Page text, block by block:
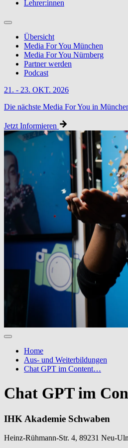
Lehrer:innen
Übersicht
Media For You München
Media For You Nürnberg
Partner werden
Podcast
21. - 23. OKT. 2026
Die nächste Media For You in
Jetzt Informieren
Home
Aus- und Weiterbildungen
Chat GPT im Content…
Chat GPT im
IHK Akademie Schwaben
Heinz-Rühmann-Str. 4, 89231 Neu-